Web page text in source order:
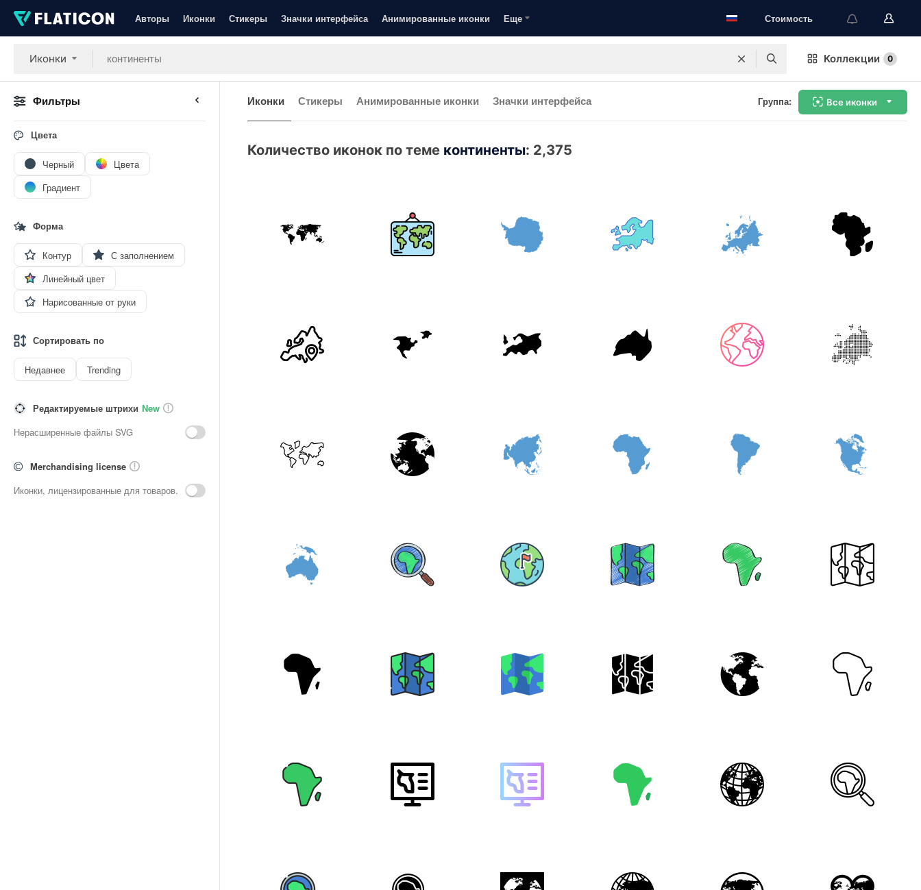
Авторы Иконки Стикеры Значки интерфейса Анимированные иконки Еще Стоимость
Иконки Коллекции 0
Фильтры
Цвета
Черный
Цвета
Градиент
Форма
Контур
С заполнением
Линейный цвет
Нарисованные от руки
Сортировать по
Недавнее Trending
Редактируемые штрихи New
Нерасширенные файлы SVG
Merchandising license
Иконки, лицензированные для товаров.
Иконки Стикеры Анимированные иконки Значки интерфейса Группа: Все иконки
Количество иконок по теме континенты: 2,375